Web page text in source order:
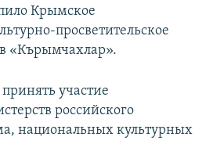
Крымское
просветительское
«Кърымчахлар».
участие
российского
национальных культурных